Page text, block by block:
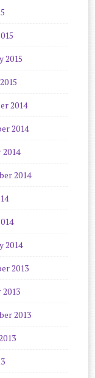
2015
2014
2014
2014
2014
2013
2013